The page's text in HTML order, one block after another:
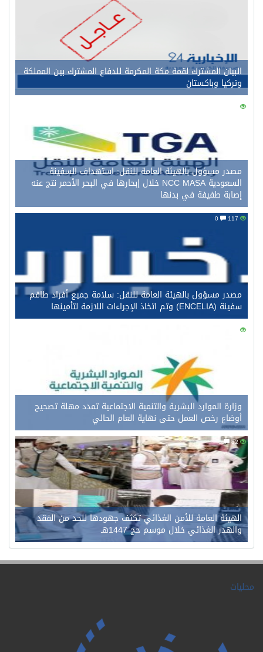
البيان المشترك لقمة مكة المكرمة للدفاع المشترك بين المملكة
وتركيا وباكستان
131
مصدر مسؤول بالهيئة العامة للنقل: استهداف السفينة
السعودية NCC MASA خلال إبحارها في البحر الأحمر نتج عنه
إصابة طفيفة في بدنها
مصدر مسؤول بالهيئة العامة للنقل: سلامة جميع أفراد طاقم
سفينة (ENCELIA) وتم اتخاذ الإجراءات اللازمة لتأمينها
102
وزارة الموارد البشرية والتنمية الاجتماعية تمدد مهلة تصحيح
أوضاع رخص العمل حتى نهاية العام الحالي
82
0
الهيئة العامة للأمن الغذائي تكثف جهودها للحد من الفقد
والهدر الغذائي خلال موسم حج 1447هـ
محليات